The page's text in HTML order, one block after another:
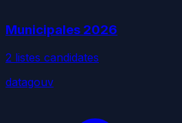
Municipales 2026
2 listes candidates
datagouv